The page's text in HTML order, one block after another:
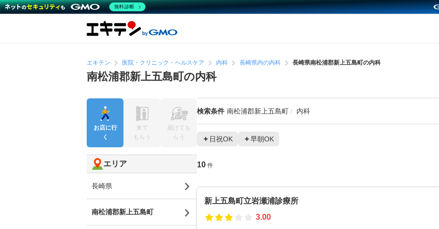
エキテン 医院・クリニック・ヘルスケア 内科 長崎県内の内科 長崎県南松浦郡新上五島町の内科
南松浦郡新上五島町の内科
検索条件 南松浦郡新上五島町 内科
日祝OK 早朝OK
10 件
新上五島町立岩瀬浦診療所
3.00
お店に行
く
来て
もらう
届けても
らう
エリア
長崎県
南松浦郡新上五島町
無料診断